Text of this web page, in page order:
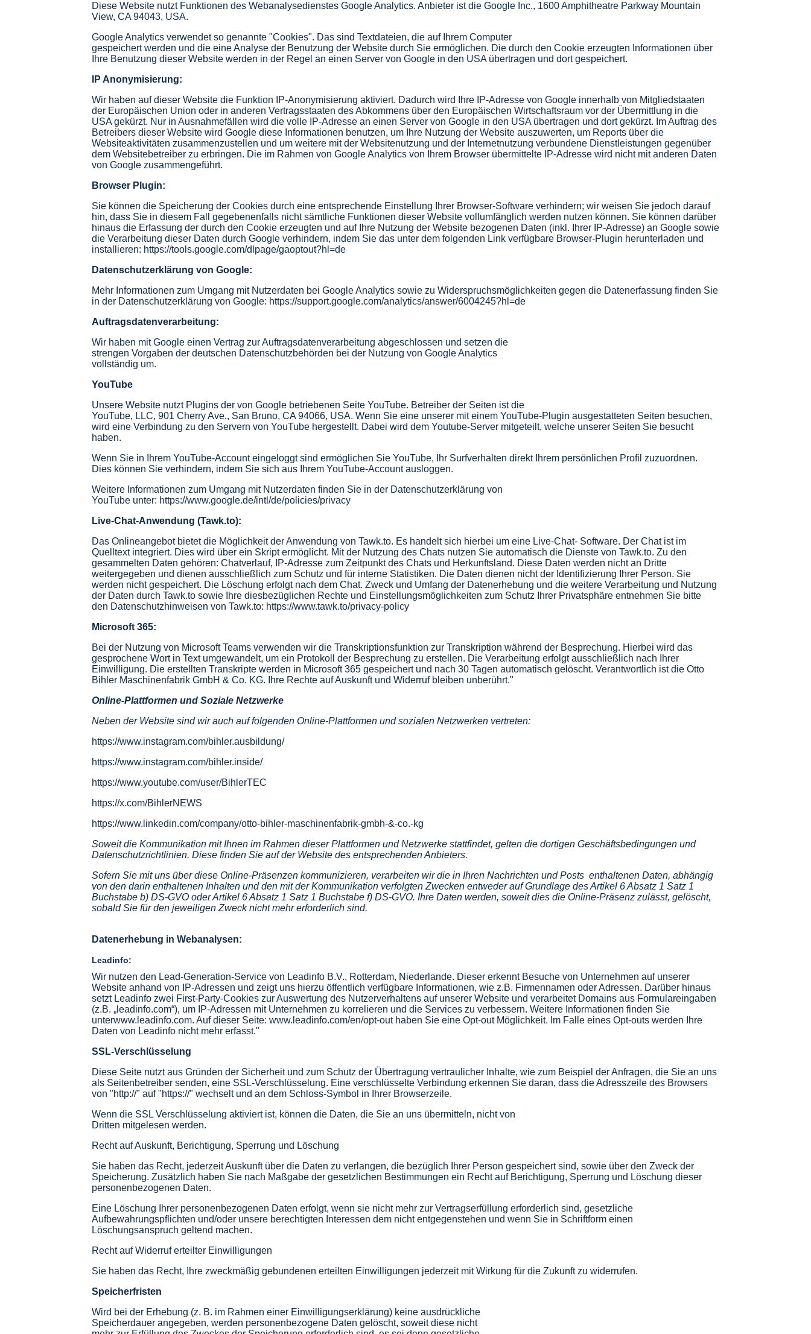
Diese Website nutzt Funktionen des Webanalysedienstes Google Analytics. Anbieter ist die Google Inc., 1600 Amphitheatre Parkway Mountain
View, CA 94043, USA.
Google Analytics verwendet so genannte "Cookies". Das sind Textdateien, die auf Ihrem Computer
gespeichert werden und die eine Analyse der Benutzung der Website durch Sie ermöglichen. Die durch den Cookie erzeugten Informationen über
Ihre Benutzung dieser Website werden in der Regel an einen Server von Google in den USA übertragen und dort gespeichert.
IP Anonymisierung:
Wir haben auf dieser Website die Funktion IP-Anonymisierung aktiviert. Dadurch wird Ihre IP-Adresse von Google innerhalb von Mitgliedstaaten
der Europäischen Union oder in anderen Vertragsstaaten des Abkommens über den Europäischen Wirtschaftsraum vor der Übermittlung in die
USA gekürzt. Nur in Ausnahmefällen wird die volle IP-Adresse an einen Server von Google in den USA übertragen und dort gekürzt. Im Auftrag des
Betreibers dieser Website wird Google diese Informationen benutzen, um Ihre Nutzung der Website auszuwerten, um Reports über die
Websiteaktivitäten zusammenzustellen und um weitere mit der Websitenutzung und der Internetnutzung verbundene Dienstleistungen gegenüber
dem Websitebetreiber zu erbringen. Die im Rahmen von Google Analytics von Ihrem Browser übermittelte IP-Adresse wird nicht mit anderen Daten
von Google zusammengeführt.
Browser Plugin:
Sie können die Speicherung der Cookies durch eine entsprechende Einstellung Ihrer Browser-Software verhindern; wir weisen Sie jedoch darauf
hin, dass Sie in diesem Fall gegebenenfalls nicht sämtliche Funktionen dieser Website vollumfänglich werden nutzen können. Sie können darüber
hinaus die Erfassung der durch den Cookie erzeugten und auf Ihre Nutzung der Website bezogenen Daten (inkl. Ihrer IP-Adresse) an Google sowie
die Verarbeitung dieser Daten durch Google verhindern, indem Sie das unter dem folgenden Link verfügbare Browser-Plugin herunterladen und
installieren: https://tools.google.com/dlpage/gaoptout?hl=de
Datenschutzerklärung von Google:
Mehr Informationen zum Umgang mit Nutzerdaten bei Google Analytics sowie zu Widerspruchsmöglichkeiten gegen die Datenerfassung finden Sie
in der Datenschutzerklärung von Google: https://support.google.com/analytics/answer/6004245?hl=de
Auftragsdatenverarbeitung:
Wir haben mit Google einen Vertrag zur Auftragsdatenverarbeitung abgeschlossen und setzen die
strengen Vorgaben der deutschen Datenschutzbehörden bei der Nutzung von Google Analytics
vollständig um.
YouTube
Unsere Website nutzt Plugins der von Google betriebenen Seite YouTube. Betreiber der Seiten ist die
YouTube, LLC, 901 Cherry Ave., San Bruno, CA 94066, USA. Wenn Sie eine unserer mit einem YouTube-Plugin ausgestatteten Seiten besuchen,
wird eine Verbindung zu den Servern von YouTube hergestellt. Dabei wird dem Youtube-Server mitgeteilt, welche unserer Seiten Sie besucht
haben.
Wenn Sie in Ihrem YouTube-Account eingeloggt sind ermöglichen Sie YouTube, Ihr Surfverhalten direkt Ihrem persönlichen Profil zuzuordnen.
Dies können Sie verhindern, indem Sie sich aus Ihrem YouTube-Account ausloggen.
Weitere Informationen zum Umgang mit Nutzerdaten finden Sie in der Datenschutzerklärung von
YouTube unter: https://www.google.de/intl/de/policies/privacy
Live-Chat-Anwendung (Tawk.to):
Das Onlineangebot bietet die Möglichkeit der Anwendung von Tawk.to. Es handelt sich hierbei um eine Live-Chat- Software. Der Chat ist im
Quelltext integriert. Dies wird über ein Skript ermöglicht. Mit der Nutzung des Chats nutzen Sie automatisch die Dienste von Tawk.to. Zu den
gesammelten Daten gehören: Chatverlauf, IP-Adresse zum Zeitpunkt des Chats und Herkunftsland. Diese Daten werden nicht an Dritte
weitergegeben und dienen ausschließlich zum Schutz und für interne Statistiken. Die Daten dienen nicht der Identifizierung Ihrer Person. Sie
werden nicht gespeichert. Die Löschung erfolgt nach dem Chat. Zweck und Umfang der Datenerhebung und die weitere Verarbeitung und Nutzung
der Daten durch Tawk.to sowie Ihre diesbezüglichen Rechte und Einstellungsmöglichkeiten zum Schutz Ihrer Privatsphäre entnehmen Sie bitte
den Datenschutzhinweisen von Tawk.to: https://www.tawk.to/privacy-policy
Microsoft 365:
Bei der Nutzung von Microsoft Teams verwenden wir die Transkriptionsfunktion zur Transkription während der Besprechung. Hierbei wird das
gesprochene Wort in Text umgewandelt, um ein Protokoll der Besprechung zu erstellen. Die Verarbeitung erfolgt ausschließlich nach Ihrer
Einwilligung. Die erstellten Transkripte werden in Microsoft 365 gespeichert und nach 30 Tagen automatisch gelöscht. Verantwortlich ist die Otto
Bihler Maschinenfabrik GmbH & Co. KG. Ihre Rechte auf Auskunft und Widerruf bleiben unberührt."
Online-Plattformen und Soziale Netzwerke
Neben der Website sind wir auch auf folgenden Online-Plattformen und sozialen Netzwerken vertreten:
https://www.instagram.com/bihler.ausbildung/
https://www.instagram.com/bihler.inside/
https://www.youtube.com/user/BihlerTEC
https://x.com/BihlerNEWS
https://www.linkedin.com/company/otto-bihler-maschinenfabrik-gmbh-&-co.-kg
Soweit die Kommunikation mit Ihnen im Rahmen dieser Plattformen und Netzwerke stattfindet, gelten die dortigen Geschäftsbedingungen und
Datenschutzrichtlinien. Diese finden Sie auf der Website des entsprechenden Anbieters.
Sofern Sie mit uns über diese Online-Präsenzen kommunizieren, verarbeiten wir die in Ihren Nachrichten und Posts enthaltenen Daten, abhängig
von den darin enthaltenen Inhalten und den mit der Kommunikation verfolgten Zwecken entweder auf Grundlage des Artikel 6 Absatz 1 Satz 1
Buchstabe b) DS-GVO oder Artikel 6 Absatz 1 Satz 1 Buchstabe f) DS-GVO. Ihre Daten werden, soweit dies die Online-Präsenz zulässt, gelöscht,
sobald Sie für den jeweiligen Zweck nicht mehr erforderlich sind.
Datenerhebung in Webanalysen:
Leadinfo:
Wir nutzen den Lead-Generation-Service von Leadinfo B.V., Rotterdam, Niederlande. Dieser erkennt Besuche von Unternehmen auf unserer
Website anhand von IP-Adressen und zeigt uns hierzu öffentlich verfügbare Informationen, wie z.B. Firmennamen oder Adressen. Darüber hinaus
setzt Leadinfo zwei First-Party-Cookies zur Auswertung des Nutzerverhaltens auf unserer Website und verarbeitet Domains aus Formulareingaben
(z.B. „ leadinfo.com“), um IP-Adressen mit Unternehmen zu korrelieren und die Services zu verbessern. Weitere Informationen finden Sie
unterwww.leadinfo.com. Auf dieser Seite: www.leadinfo.com/en/opt-outhaben Sie eine Opt-out Möglichkeit. Im Falle eines Opt-outs werden Ihre
Daten von Leadinfo nicht mehr erfasst."
SSL-Verschlüsselung
Diese Seite nutzt aus Gründen der Sicherheit und zum Schutz der Übertragung vertraulicher Inhalte, wie zum Beispiel der Anfragen, die Sie an uns
als Seitenbetreiber senden, eine SSL-Verschlüsselung. Eine verschlüsselte Verbindung erkennen Sie daran, dass die Adresszeile des Browsers
von "http://" auf "https://" wechselt und an dem Schloss-Symbol in Ihrer Browserzeile.
Wenn die SSL Verschlüsselung aktiviert ist, können die Daten, die Sie an uns übermitteln, nicht von
Dritten mitgelesen werden.
Recht auf Auskunft, Berichtigung, Sperrung und Löschung
Sie haben das Recht, jederzeit Auskunft über die Daten zu verlangen, die bezüglich Ihrer Person gespeichert sind, sowie über den Zweck der
Speicherung. Zusätzlich haben Sie nach Maßgabe der gesetzlichen Bestimmungen ein Recht auf Berichtigung, Sperrung und Löschung dieser
personenbezogenen Daten.
Eine Löschung Ihrer personenbezogenen Daten erfolgt, wenn sie nicht mehr zur Vertragserfüllung erforderlich sind, gesetzliche
Aufbewahrungspflichten und/oder unsere berechtigten Interessen dem nicht entgegenstehen und wenn Sie in Schriftform einen
Löschungsanspruch geltend machen.
Recht auf Widerruf erteilter Einwilligungen
Sie haben das Recht, Ihre zweckmäßig gebundenen erteilten Einwilligungen jederzeit mit Wirkung für die Zukunft zu widerrufen.
Speicherfristen
Wird bei der Erhebung (z. B. im Rahmen einer Einwilligungserklärung) keine ausdrückliche
Speicherdauer angegeben, werden personenbezogene Daten gelöscht, soweit diese nicht